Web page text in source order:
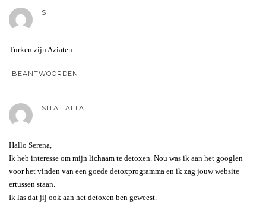
S
Turken zijn Aziaten..
BEANTWOORDEN
SITA LALTA
Hallo Serena,
Ik heb interesse om mijn lichaam te detoxen. Nou was ik aan het googlen
voor het vinden van een goede detoxprogramma en ik zag jouw website
ertussen staan.
Ik las dat jij ook aan het detoxen ben geweest.